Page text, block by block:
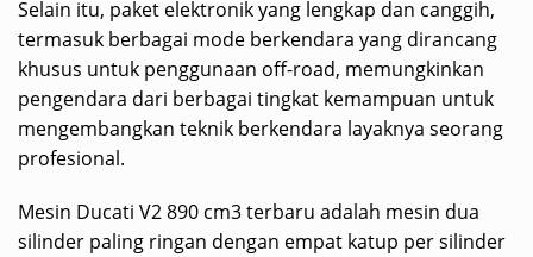
Selain itu, paket elektronik yang lengkap dan canggih,
termasuk berbagai mode berkendara yang dirancang
khusus untuk penggunaan off-road, memungkinkan
pengendara dari berbagai tingkat kemampuan untuk
mengembangkan teknik berkendara layaknya seorang
profesional.
Mesin Ducati V2 890 cm3 terbaru adalah mesin dua
silinder paling ringan dengan empat katup per silinder